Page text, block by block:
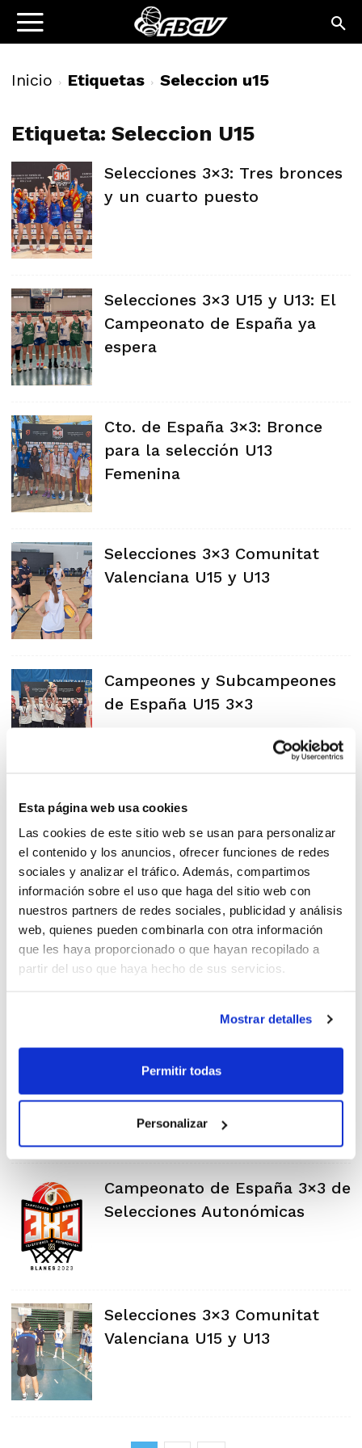
Esta página web usa cookies
Las cookies de este sitio web se usan para personalizar
el contenido y los anuncios, ofrecer funciones de redes
sociales y analizar el tráfico. Además, compartimos
información sobre el uso que haga del sitio web con
nuestros partners de redes sociales, publicidad y análisis
web, quienes pueden combinarla con otra información
que les haya proporcionado o que hayan recopilado a
partir del uso que haya hecho de sus servicios.
Mostrar detalles
Permitir todas
Personalizar
Inicio Etiquetas Seleccion u15
Etiqueta: Seleccion U15
Selecciones 3×3: Tres bronces
y un cuarto puesto
Selecciones 3×3 U15 y U13: El
Campeonato de España ya
espera
Cto. de España 3×3: Bronce
para la selección U13
Femenina
Selecciones 3×3 Comunitat
Valenciana U15 y U13
Campeones y Subcampeones
de España U15 3×3
Campeonato de España 3×3 de
Selecciones Autonómicas
Selecciones 3×3 Comunitat
Valenciana U15 y U13
¡La U15 Femenina es
Campeonato de España 3×3 de
Selecciones Autonómicas
Selecciones 3×3 Comunitat
Valenciana U15 y U13